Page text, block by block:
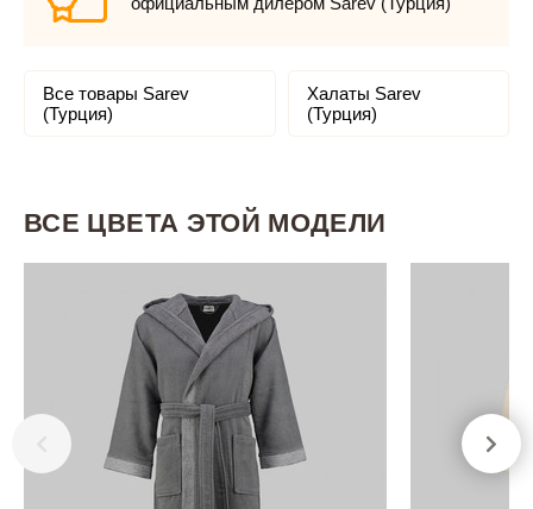
Все товары Sarev
(Турция)
Халаты Sarev
(Турция)
ВСЕ ЦВЕТА ЭТОЙ МОДЕЛИ